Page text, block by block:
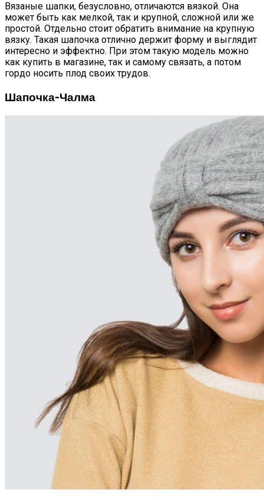
Вязаные шапки, безусловно, отличаются вязкой. Она
может быть как мелкой, так и крупной, сложной или же
простой. Отдельно стоит обратить внимание на крупную
вязку. Такая шапочка отлично держит форму и выглядит
интересно и эффектно. При этом такую модель можно
как купить в магазине, так и самому связать, а потом
гордо носить плод своих трудов.
Шапочка-Чалма